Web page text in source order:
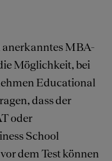
anerkanntes MBA-
Möglichkeit, bei
Educational
dass der
oder
School
dem Test können